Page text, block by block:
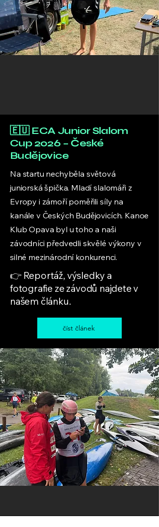
🇪🇺 ECA Junior Slalom
Cup 2026 – České
Budějovice
Na startu nechyběla světová
juniorská špička. Mladí slalomáři z
Evropy i zámoří poměřili síly na
kanále v Českých Budějovicích. Kanoe
Klub Opava byl u toho a naši
závodníci předvedli skvělé výkony v
silné mezinárodní konkurenci.
👉 Reportáž, výsledky a
fotografie ze závodů najdete v
našem článku.
číst článek